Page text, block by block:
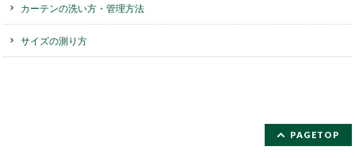
カーテンの洗い方・管理方法
サイズの測り方
PAGETOP